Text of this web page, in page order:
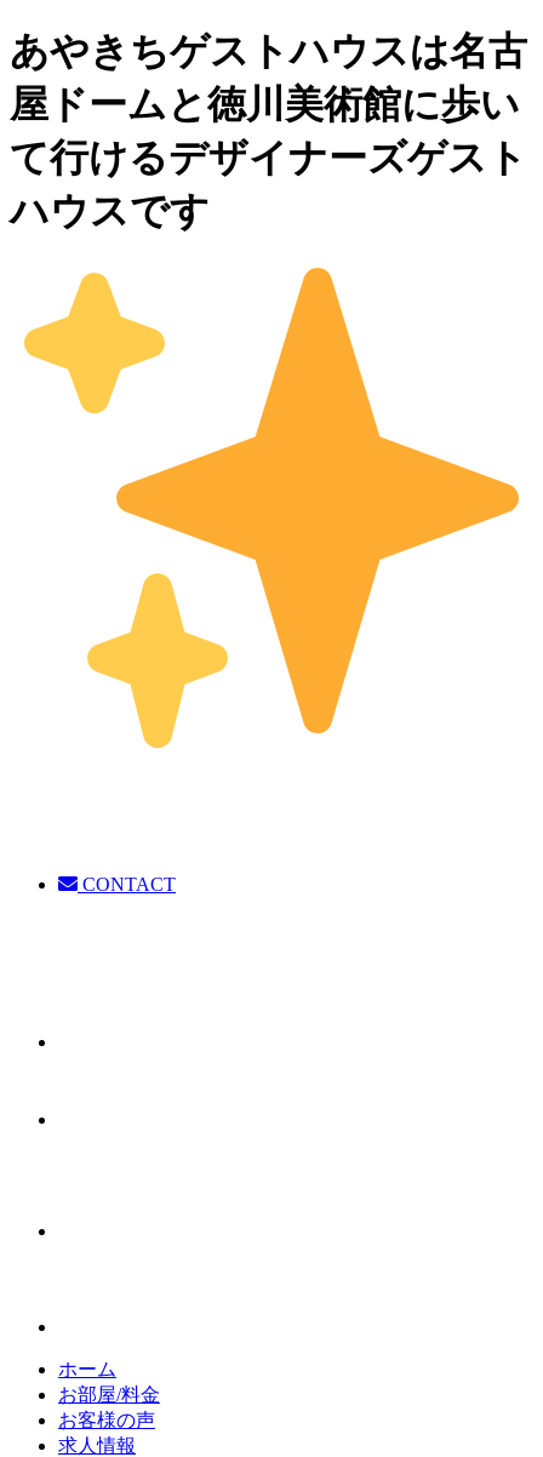
あやきちゲストハウスは名古
屋ドームと徳川美術館に歩い
て行けるデザイナーズゲスト
ハウスです
CONTACT
ホーム
お部屋/料金
お客様の声
求人情報